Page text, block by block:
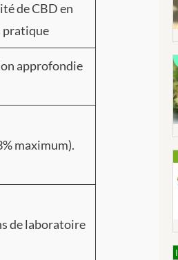
de CBD en
pratique
approfondie
maximum).
de laboratoire